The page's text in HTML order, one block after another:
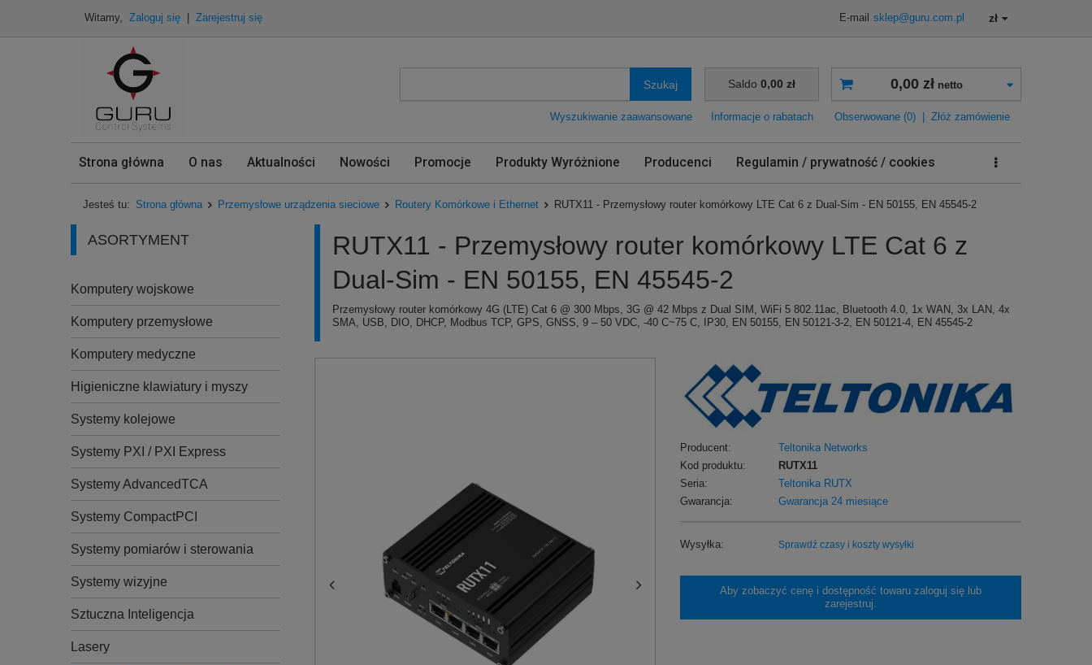
Witamy, Zaloguj się Zarejestruj się E-mail sklep@guru.com.pl zł
Szukaj
Wyszukiwanie zaawansowane
Saldo 0,00 zł
Informacje o rabatach
0,00 złnetto
Obserwowane (0) Złóż zamówienie
Strona główna O nas Aktualności Nowości Promocje Produkty Wyróżnione Producenci Regulamin / prywatność / cookies
Jesteś tu: Strona główna Przemysłowe urządzenia sieciowe Routery Komórkowe i Ethernet RUTX11 - Przemysłowy router komórkowy LTE Cat 6 z Dual-Sim - EN 50155, EN 45545-2
ASORTYMENT
Komputery wojskowe
Komputery przemysłowe
Komputery medyczne
Higieniczne klawiatury i myszy
Systemy kolejowe
Systemy PXI / PXI Express
Systemy AdvancedTCA
Systemy CompactPCI
Systemy pomiarów i sterowania
Systemy wizyjne
Sztuczna Inteligencja
Lasery
RUTX11 - Przemysłowy router komórkowy LTE Cat 6 z
Dual-Sim - EN 50155, EN 45545-2
Przemysłowy router komórkowy 4G (LTE) Cat 6 @ 300 Mbps, 3G @ 42 Mbps z Dual SIM, WiFi 5 802.11ac, Bluetooth 4.0, 1x WAN, 3x LAN, 4x
SMA, USB, DIO, DHCP, Modbus TCP, GPS, GNSS, 9 – 50 VDC, -40 C~75 C, IP30, EN 50155, EN 50121-3-2, EN 50121-4, EN 45545-2
Producent:
Teltonika Networks
Kod produktu:
RUTX11
Seria:
Teltonika RUTX
Gwarancja:
Gwarancja 24 miesiące
Wysyłka: Sprawdź czasy i koszty wysyłki
Aby zobaczyć cenę i dostępność towaru zaloguj się lub
zarejestruj.